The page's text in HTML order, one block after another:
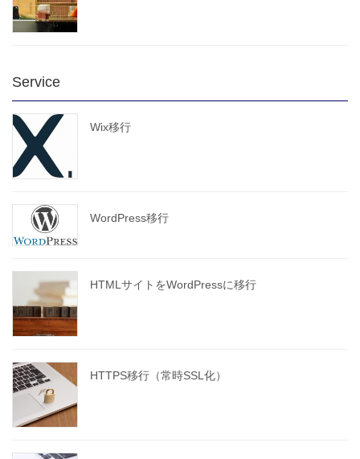
Service
Wix移行
WordPress移行
HTMLサイトをWordPressに移行
HTTPS移行（常時SSL化）